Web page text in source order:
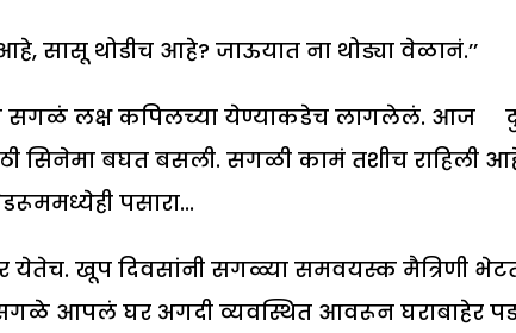
सासू थोडीच आहे? जाऊयात ना थोड्या वेळानं.’’
सगळं लक्ष कपिलच्या येण्याकडेच लागलेलं. आज
सिनेमा बघत बसली. सगळी कामं तशीच राहिली
पसारा...
तर येतेच. खूप दिवसांनी सगळ्या समवयस्क मैत्रिणी
आपलं घर अगदी व्यवस्थित आवरून घराबाहेर